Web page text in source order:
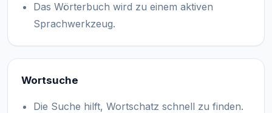
Das Wörterbuch wird zu einem aktiven
Sprachwerkzeug.
Wortsuche
Die Suche hilft, Wortschatz schnell zu finden.